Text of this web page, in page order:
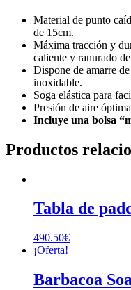
Material de punto
de 15cm.
Máxima tracción y
caliente y ranurado
Dispone de amarre
inoxidable.
Soga elástica para
Presión de aire
Incluye una bolsa
Productos
Tabla de
490.50€
¡Oferta!
Barbacoa